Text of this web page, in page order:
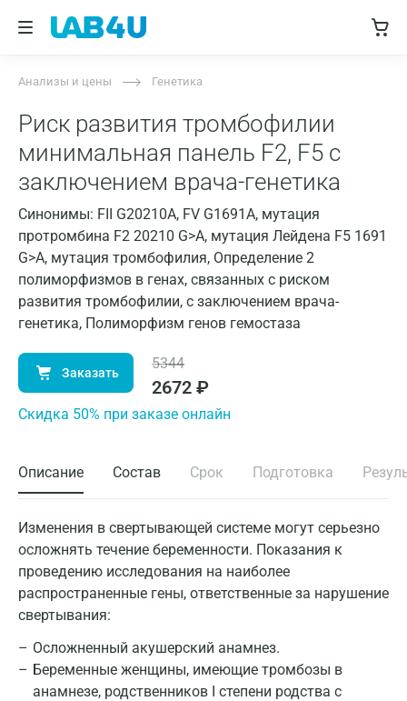
Анализы и цены Генетика
Риск развития тромбофилии
минимальная панель F2, F5 с
заключением врача-генетика
Синонимы: FII G20210A, FV G1691A, мутация
протромбина F2 20210 G>A, мутация Лейдена F5 1691
G>A, мутация тромбофилия, Определение 2
полиморфизмов в генах, связанных с риском
развития тромбофилии, с заключением врача-
генетика, Полиморфизм генов гемостаза
Заказать
5344
2672 ₽
Cкидка 50% при заказе онлайн
Описание Состав Срок Подготовка
Изменения в свертывающей системе могут серьезно
осложнять течение беременности. Показания к
проведению исследования на наиболее
распространенные гены, ответственные за нарушение
свертывания:
Осложненный акушерский анамнез.
Беременные женщины, имеющие тромбозы в
анамнезе, родственников I степени родства с